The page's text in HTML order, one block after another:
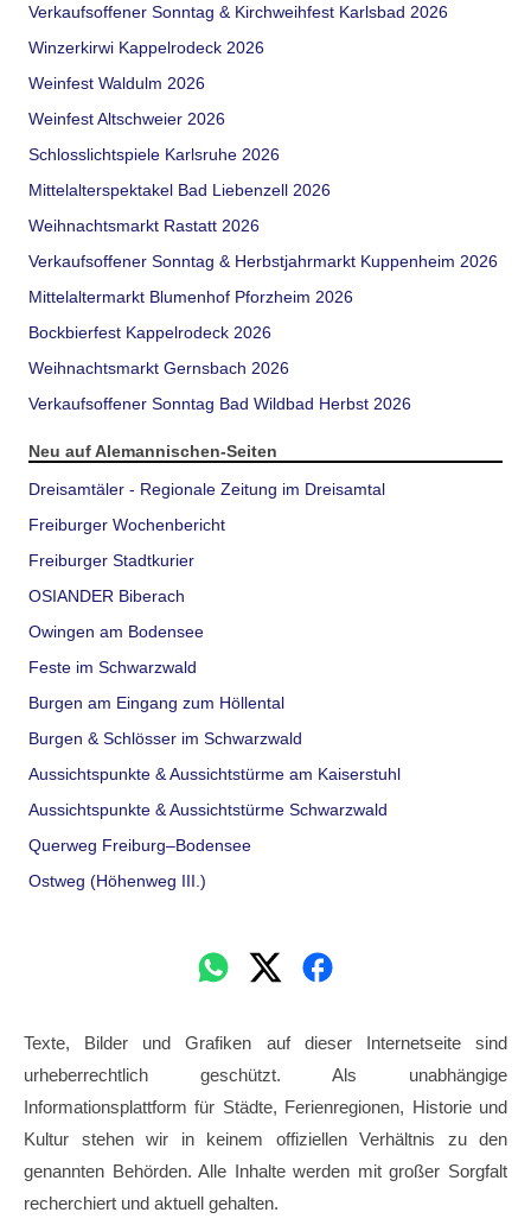
Verkaufsoffener Sonntag & Kirchweihfest Karlsbad 2026
Winzerkirwi Kappelrodeck 2026
Weinfest Waldulm 2026
Weinfest Altschweier 2026
Schlosslichtspiele Karlsruhe 2026
Mittelalterspektakel Bad Liebenzell 2026
Weihnachtsmarkt Rastatt 2026
Verkaufsoffener Sonntag & Herbstjahrmarkt Kuppenheim 2026
Mittelaltermarkt Blumenhof Pforzheim 2026
Bockbierfest Kappelrodeck 2026
Weihnachtsmarkt Gernsbach 2026
Verkaufsoffener Sonntag Bad Wildbad Herbst 2026
Neu auf Alemannischen-Seiten
Dreisamtäler - Regionale Zeitung im Dreisamtal
Freiburger Wochenbericht
Freiburger Stadtkurier
OSIANDER Biberach
Owingen am Bodensee
Feste im Schwarzwald
Burgen am Eingang zum Höllental
Burgen & Schlösser im Schwarzwald
Aussichtspunkte & Aussichtstürme am Kaiserstuhl
Aussichtspunkte & Aussichtstürme Schwarzwald
Querweg Freiburg–Bodensee
Ostweg (Höhenweg III.)
Texte, Bilder und Grafiken auf dieser Internetseite sind
urheberrechtlich geschützt. Als unabhängige
Informationsplattform für Städte, Ferienregionen, Historie und
Kultur stehen wir in keinem offiziellen Verhältnis zu den
genannten Behörden. Alle Inhalte werden mit großer Sorgfalt
recherchiert und aktuell gehalten.